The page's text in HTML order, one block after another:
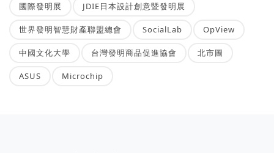
國際發明展 JDIE日本設計創意暨發明展
世界發明智慧財產聯盟總會 SocialLab OpView
中國文化大學 台灣發明商品促進協會 北市圖
ASUS Microchip